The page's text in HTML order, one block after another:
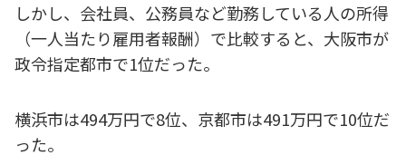
しかし、会社員、公務員など勤務している人の所得
（一人当たり雇用者報酬）で比較すると、大阪市が
政令指定都市で1位だった。
横浜市は494万円で8位、京都市は491万円で10位だ
った。